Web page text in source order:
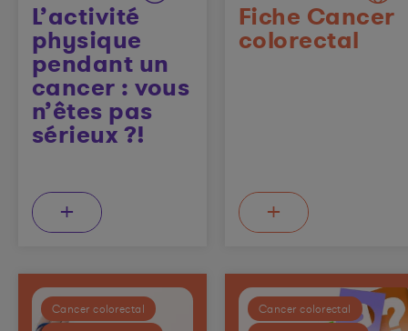
L’activité
physique
pendant un
cancer : vous
n’êtes pas
sérieux ?!
+
Fiche Cancer
colorectal
+
Cancer colorectal
Cancer colorectal